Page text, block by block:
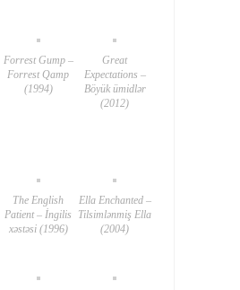
Forrest Gump –
Forrest Qamp
(1994)
Great
Expectations –
Böyük ümidlər
(2012)
The English
Patient – İngilis
xəstəsi (1996)
Ella Enchanted –
Tilsimlənmiş Ella
(2004)